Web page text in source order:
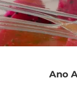
Ano